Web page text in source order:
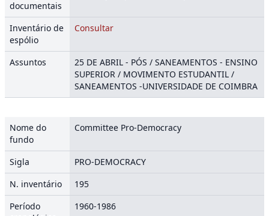
documentais
Inventário de
espólio
Consultar
Assuntos
25 DE ABRIL - PÓS / SANEAMENTOS - ENSINO
SUPERIOR / MOVIMENTO ESTUDANTIL /
SANEAMENTOS -UNIVERSIDADE DE COIMBRA
Nome do
fundo
Committee Pro-Democracy
Sigla
PRO-DEMOCRACY
N. inventário
195
Período
1960-1986